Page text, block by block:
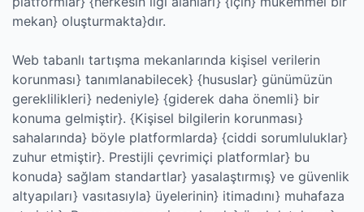
mekan} oluşturmakta}dır.
Web tabanlı tartışma mekanlarında kişisel verilerin
korunması} tanımlanabilecek} {hususlar} günümüzün
gereklilikleri} nedeniyle} {giderek daha önemli} bir
konuma gelmiştir}. {Kişisel bilgilerin korunması}
sahalarında} böyle platformlarda} {ciddi sorumluluklar}
zuhur etmiştir}. Prestijli çevrimiçi platformlar} bu
konuda} sağlam standartlar} yasalaştırmış} ve güvenlik
altyapıları} vasıtasıyla} üyelerinin} itimadını} muhafaza